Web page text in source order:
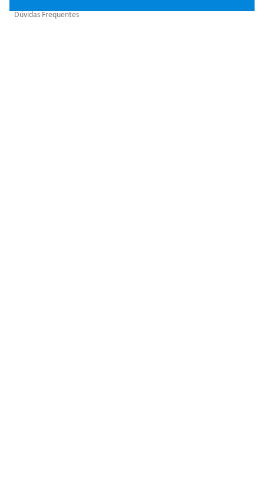
Dúvidas Frequentes